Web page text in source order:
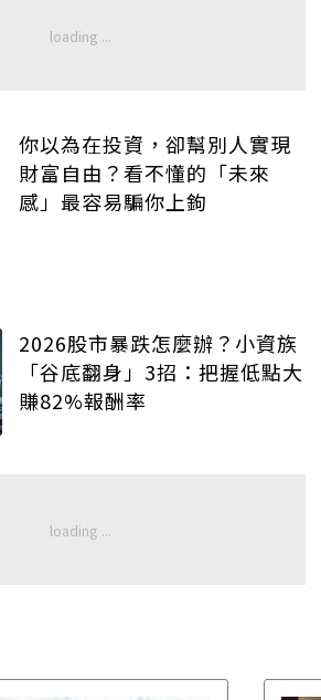
你以為在投資，卻幫別人實現
財富自由？看不懂的「未來
感」最容易騙你上鉤
2026股市暴跌怎麼辦？小資族
「谷底翻身」3招：把握低點大
賺82%報酬率